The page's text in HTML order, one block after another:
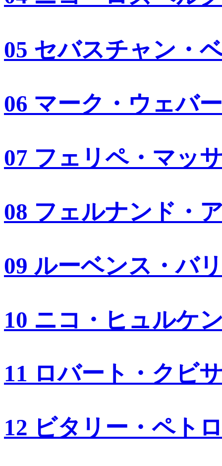
05 セバスチャン・
06 マーク・ウェバー
07 フェリペ・マッ
08 フェルナンド・
09 ルーベンス・バ
10 ニコ・ヒュルケ
11 ロバート・クビ
12 ビタリー・ペト